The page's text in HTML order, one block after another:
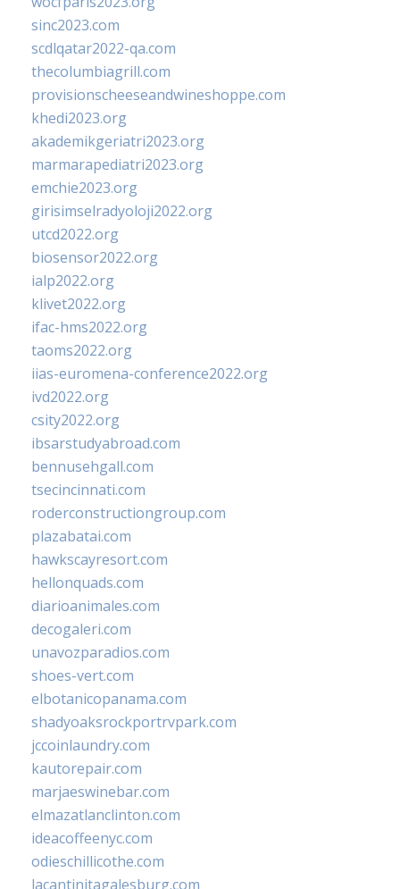
sinc2023.com
scdlqatar2022-qa.com
thecolumbiagrill.com
provisionscheeseandwineshoppe.com
khedi2023.org
akademikgeriatri2023.org
marmarapediatri2023.org
emchie2023.org
girisimselradyoloji2022.org
utcd2022.org
biosensor2022.org
ialp2022.org
klivet2022.org
ifac-hms2022.org
taoms2022.org
iias-euromena-conference2022.org
ivd2022.org
csity2022.org
ibsarstudyabroad.com
bennusehgall.com
tsecincinnati.com
roderconstructiongroup.com
plazabatai.com
hawkscayresort.com
hellonquads.com
diarioanimales.com
decogaleri.com
unavozparadios.com
shoes-vert.com
elbotanicopanama.com
shadyoaksrockportrvpark.com
jccoinlaundry.com
kautorepair.com
marjaeswinebar.com
elmazatlanclinton.com
ideacoffeenyc.com
odieschillicothe.com
lacantinitagalesburg.com